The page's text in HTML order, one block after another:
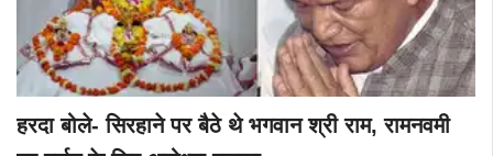
हरदा बोले- सिरहाने पर बैठे थे भगवान श्री राम, रामनवमी